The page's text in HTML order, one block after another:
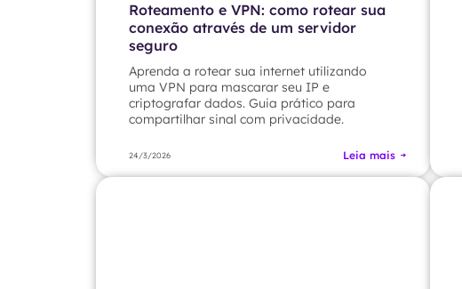
Roteamento e VPN: como rotear sua
conexão através de um servidor
seguro
Aprenda a rotear sua internet utilizando
uma VPN para mascarar seu IP e
criptografar dados. Guia prático para
compartilhar sinal com privacidade.
24/3/2026 Leia mais